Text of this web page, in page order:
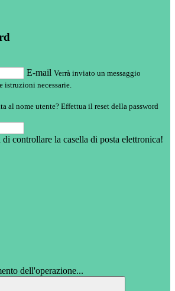
E-mail Verrà inviato un messaggio
necessarie.
al nome utente? Effettua il reset della password
controllare la casella di posta elettronica!
dell'operazione...